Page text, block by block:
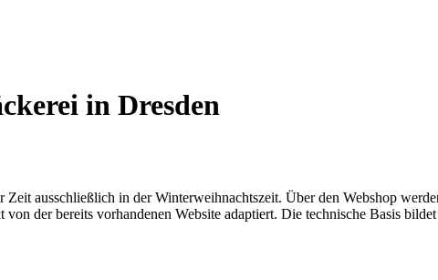
in Dresden
ausschließlich in der Winterweihnachtszeit. Über den Webshop
der bereits vorhandenen Website adaptiert. Die technische Basis